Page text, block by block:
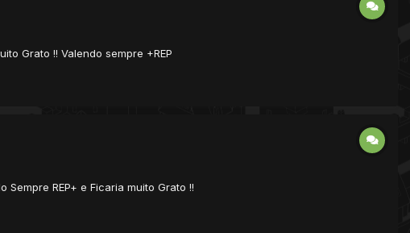
Grato !! Valendo sempre +REP
REP+ e Ficaria muito Grato !!